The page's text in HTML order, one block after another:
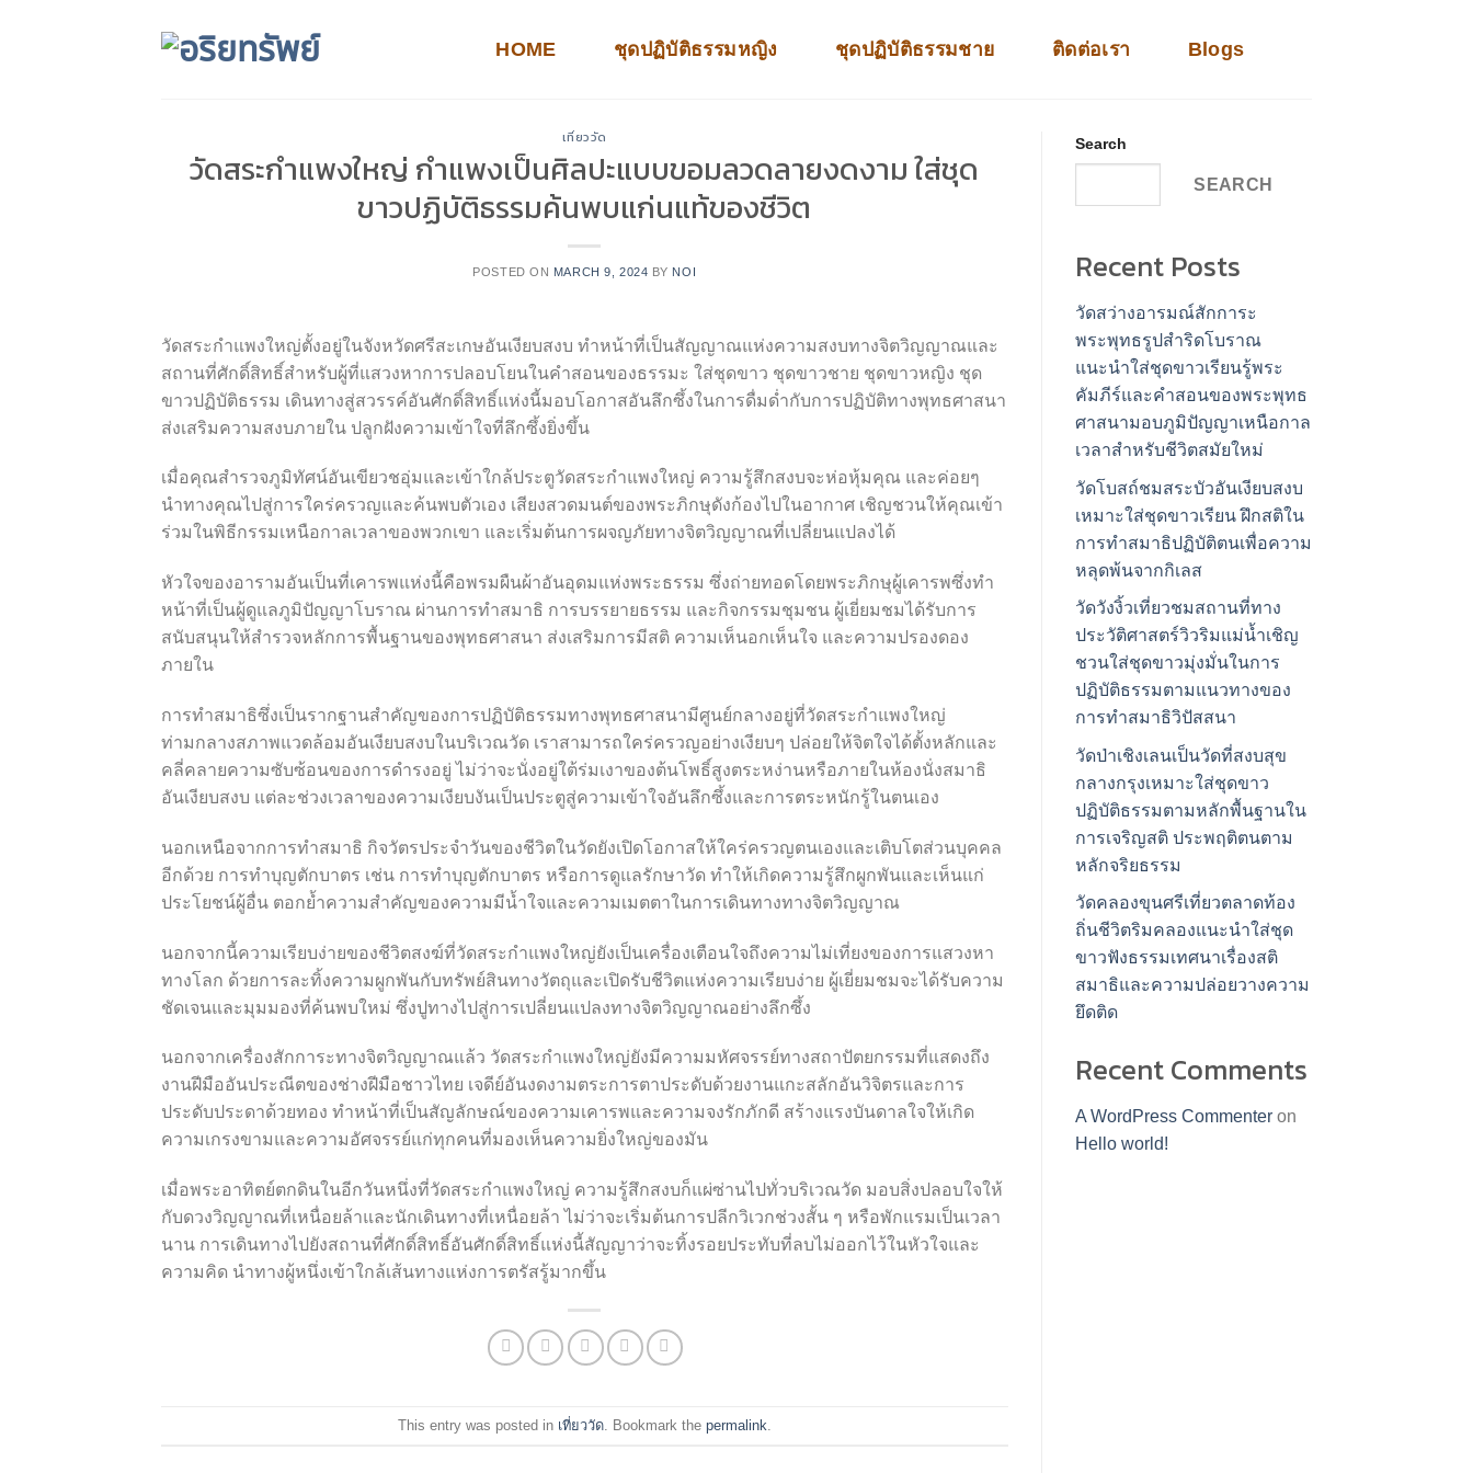
HOME ชุดปฏิบัติธรรมหญิง ชุดปฏิบัติธรรมชาย ติดต่อเรา Blogs
เที่ยววัด
วัดสระกำแพงใหญ่ กำแพงเป็นศิลปะแบบขอมลวดลายงดงาม ใส่ชุด
ขาวปฏิบัติธรรมค้นพบแก่นแท้ของชีวิต
POSTED ON MARCH 9, 2024 BY NOI
วัดสระกำแพงใหญ่ตั้งอยู่ในจังหวัดศรีสะเกษอันเงียบสงบ ทำหน้าที่เป็นสัญญาณแห่งความสงบทางจิตวิญญาณและ
สถานที่ศักดิ์สิทธิ์สำหรับผู้ที่แสวงหาการปลอบโยนในคำสอนของธรรมะ ใส่ชุดขาว ชุดขาวชาย ชุดขาวหญิง ชุด
ขาวปฏิบัติธรรม เดินทางสู่สวรรค์อันศักดิ์สิทธิ์แห่งนี้มอบโอกาสอันลึกซึ้งในการดื่มด่ำกับการปฏิบัติทางพุทธศาสนา
ส่งเสริมความสงบภายใน ปลูกฝังความเข้าใจที่ลึกซึ้งยิ่งขึ้น
เมื่อคุณสำรวจภูมิทัศน์อันเขียวชอุ่มและเข้าใกล้ประตูวัดสระกำแพงใหญ่ ความรู้สึกสงบจะห่อหุ้มคุณ และค่อยๆ
นำทางคุณไปสู่การใคร่ครวญและค้นพบตัวเอง เสียงสวดมนต์ของพระภิกษุดังก้องไปในอากาศ เชิญชวนให้คุณเข้า
ร่วมในพิธีกรรมเหนือกาลเวลาของพวกเขา และเริ่มต้นการผจญภัยทางจิตวิญญาณที่เปลี่ยนแปลงได้
หัวใจของอารามอันเป็นที่เคารพแห่งนี้คือพรมผืนผ้าอันอุดมแห่งพระธรรม ซึ่งถ่ายทอดโดยพระภิกษุผู้เคารพซึ่งทำ
หน้าที่เป็นผู้ดูแลภูมิปัญญาโบราณ ผ่านการทำสมาธิ การบรรยายธรรม และกิจกรรมชุมชน ผู้เยี่ยมชมได้รับการ
สนับสนุนให้สำรวจหลักการพื้นฐานของพุทธศาสนา ส่งเสริมการมีสติ ความเห็นอกเห็นใจ และความปรองดอง
ภายใน
การทำสมาธิซึ่งเป็นรากฐานสำคัญของการปฏิบัติธรรมทางพุทธศาสนามีศูนย์กลางอยู่ที่วัดสระกำแพงใหญ่
ท่ามกลางสภาพแวดล้อมอันเงียบสงบในบริเวณวัด เราสามารถใคร่ครวญอย่างเงียบๆ ปล่อยให้จิตใจได้ตั้งหลักและ
คลี่คลายความซับซ้อนของการดำรงอยู่ ไม่ว่าจะนั่งอยู่ใต้ร่มเงาของต้นโพธิ์สูงตระหง่านหรือภายในห้องนั่งสมาธิ
อันเงียบสงบ แต่ละช่วงเวลาของความเงียบงันเป็นประตูสู่ความเข้าใจอันลึกซึ้งและการตระหนักรู้ในตนเอง
นอกเหนือจากการทำสมาธิ กิจวัตรประจำวันของชีวิตในวัดยังเปิดโอกาสให้ใคร่ครวญตนเองและเติบโตส่วนบุคคล
อีกด้วย การทำบุญตักบาตร เช่น การทำบุญตักบาตร หรือการดูแลรักษาวัด ทำให้เกิดความรู้สึกผูกพันและเห็นแก่
ประโยชน์ผู้อื่น ตอกย้ำความสำคัญของความมีน้ำใจและความเมตตาในการเดินทางทางจิตวิญญาณ
นอกจากนี้ความเรียบง่ายของชีวิตสงฆ์ที่วัดสระกำแพงใหญ่ยังเป็นเครื่องเตือนใจถึงความไม่เที่ยงของการแสวงหา
ทางโลก ด้วยการละทิ้งความผูกพันกับทรัพย์สินทางวัตถุและเปิดรับชีวิตแห่งความเรียบง่าย ผู้เยี่ยมชมจะได้รับความ
ชัดเจนและมุมมองที่ค้นพบใหม่ ซึ่งปูทางไปสู่การเปลี่ยนแปลงทางจิตวิญญาณอย่างลึกซึ้ง
นอกจากเครื่องสักการะทางจิตวิญญาณแล้ว วัดสระกำแพงใหญ่ยังมีความมหัศจรรย์ทางสถาปัตยกรรมที่แสดงถึง
งานฝีมืออันประณีตของช่างฝีมือชาวไทย เจดีย์อันงดงามตระการตาประดับด้วยงานแกะสลักอันวิจิตรและการ
ประดับประดาด้วยทอง ทำหน้าที่เป็นสัญลักษณ์ของความเคารพและความจงรักภักดี สร้างแรงบันดาลใจให้เกิด
ความเกรงขามและความอัศจรรย์แก่ทุกคนที่มองเห็นความยิ่งใหญ่ของมัน
เมื่อพระอาทิตย์ตกดินในอีกวันหนึ่งที่วัดสระกำแพงใหญ่ ความรู้สึกสงบก็แผ่ซ่านไปทั่วบริเวณวัด มอบสิ่งปลอบใจให้
กับดวงวิญญาณที่เหนื่อยล้าและนักเดินทางที่เหนื่อยล้า ไม่ว่าจะเริ่มต้นการปลีกวิเวกช่วงสั้น ๆ หรือพักแรมเป็นเวลา
นาน การเดินทางไปยังสถานที่ศักดิ์สิทธิ์อันศักดิ์สิทธิ์แห่งนี้สัญญาว่าจะทิ้งรอยประทับที่ลบไม่ออกไว้ในหัวใจและ
ความคิด นำทางผู้หนึ่งเข้าใกล้เส้นทางแห่งการตรัสรู้มากขึ้น
This entry was posted in เที่ยววัด. Bookmark the permalink
Search
SEARCH
Recent Posts
วัดสว่างอารมณ์สักการะ
พระพุทธรูปสำริดโบราณ
แนะนำใส่ชุดขาวเรียนรู้พระ
คัมภีร์และคำสอนของพระพุทธ
ศาสนามอบภูมิปัญญาเหนือกาล
เวลาสำหรับชีวิตสมัยใหม่
วัดโบสถ์ชมสระบัวอันเงียบสงบ
เหมาะใส่ชุดขาวเรียน ฝึกสติใน
การทำสมาธิปฏิบัติตนเพื่อความ
หลุดพ้นจากกิเลส
วัดวังงิ้วเที่ยวชมสถานที่ทาง
ประวัติศาสตร์วิวริมแม่น้ำเชิญ
ชวนใส่ชุดขาวมุ่งมั่นในการ
ปฏิบัติธรรมตามแนวทางของ
การทำสมาธิวิปัสสนา
วัดป่าเชิงเลนเป็นวัดที่สงบสุข
กลางกรุงเหมาะใส่ชุดขาว
ปฏิบัติธรรมตามหลักพื้นฐานใน
การเจริญสติ ประพฤติตนตาม
หลักจริยธรรม
วัดคลองขุนศรีเที่ยวตลาดท้อง
ถิ่นชีวิตริมคลองแนะนำใส่ชุด
ขาวฟังธรรมเทศนาเรื่องสติ
สมาธิและความปล่อยวางความ
ยึดติด
Recent Comments
A WordPress Commenteron
Hello world!